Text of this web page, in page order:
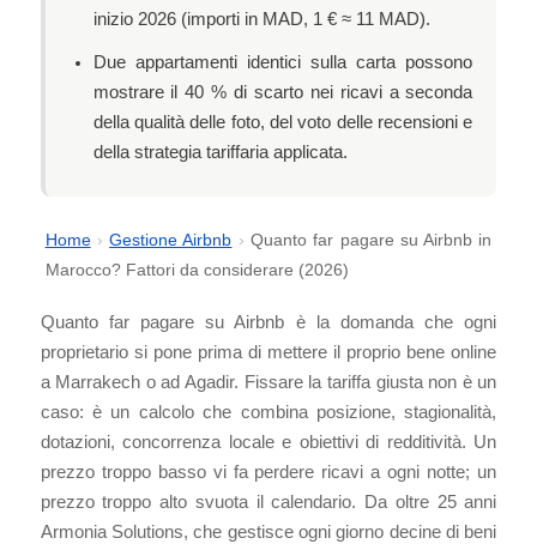
inizio 2026 (importi in MAD, 1 € ≈ 11 MAD).
Due appartamenti identici sulla carta possono
mostrare il 40 % di scarto nei ricavi a seconda
della qualità delle foto, del voto delle recensioni e
della strategia tariffaria applicata.
Home › Gestione Airbnb › Quanto far pagare su Airbnb in
Marocco? Fattori da considerare (2026)
Quanto far pagare su Airbnb è la domanda che ogni
proprietario si pone prima di mettere il proprio bene online
a Marrakech o ad Agadir. Fissare la tariffa giusta non è un
caso: è un calcolo che combina posizione, stagionalità,
dotazioni, concorrenza locale e obiettivi di redditività. Un
prezzo troppo basso vi fa perdere ricavi a ogni notte; un
prezzo troppo alto svuota il calendario. Da oltre 25 anni
Armonia Solutions, che gestisce ogni giorno decine di beni